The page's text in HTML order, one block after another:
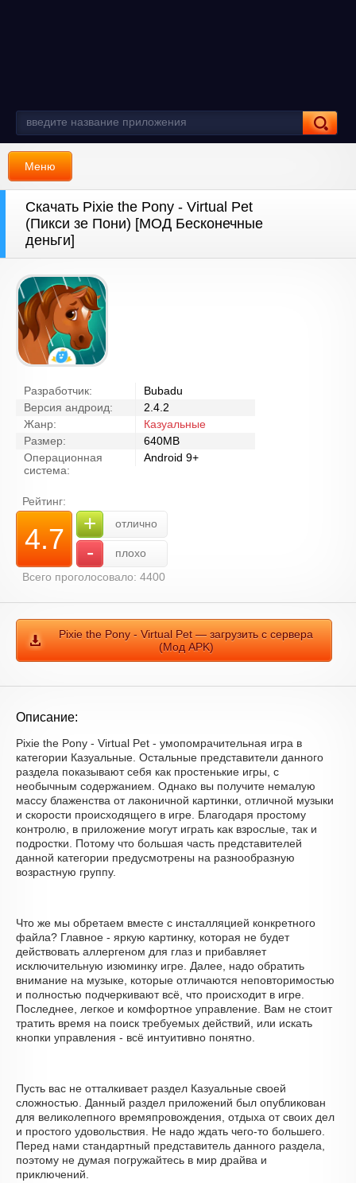
Меню
Скачать Pixie the Pony - Virtual Pet
(Пикси зе Пони) [МОД Бесконечные
деньги]
Разработчик:
Bubadu
Версия андроид:
2.4.2
Жанр:
Казуальные
Размер:
640MB
Операционная
система:
Android 9+
Рейтинг:
4.7 + отлично
-
плохо
Всего проголосовало: 4400
Pixie the Pony - Virtual Pet — загрузить с сервера
(Мод APK)
Описание:
Pixie the Pony - Virtual Pet - умопомрачительная игра в
категории Казуальные. Остальные представители данного
раздела показывают себя как простенькие игры, с
необычным содержанием. Однако вы получите немалую
массу блаженства от лаконичной картинки, отличной музыки
и скорости происходящего в игре. Благодаря простому
контролю, в приложение могут играть как взрослые, так и
подростки. Потому что большая часть представителей
данной категории предусмотрены на разнообразную
возрастную группу.
Что же мы обретаем вместе с инсталляцией конкретного
файла? Главное - яркую картинку, которая не будет
действовать аллергеном для глаз и прибавляет
исключительную изюминку игре. Далее, надо обратить
внимание на музыке, которые отличаются неповторимостью
и полностью подчеркивают всё, что происходит в игре.
Последнее, легкое и комфортное управление. Вам не стоит
тратить время на поиск требуемых действий, или искать
кнопки управления - всё интуитивно понятно.
Пусть вас не отталкивает раздел Казуальные своей
сложностью. Данный раздел приложений был опубликован
для великолепного времяпровождения, отдыха от своих дел
и простого удовольствия. Не надо ждать чего-то большего.
Перед нами стандартный представитель данного раздела,
поэтому не думая погружайтесь в мир драйва и
приключений.